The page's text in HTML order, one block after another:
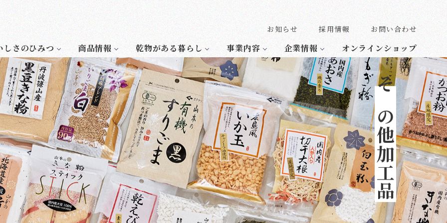
お知らせ 採用情報 お問い合わせ
しさのひみつ 商品情報 乾物がある暮らし 事業内容 企業情報 オンラインショップ
その他加工品